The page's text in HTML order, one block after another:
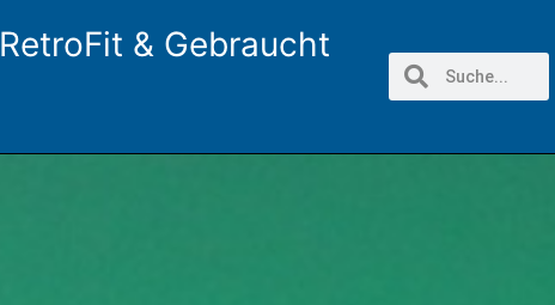
RetroFit & Gebraucht